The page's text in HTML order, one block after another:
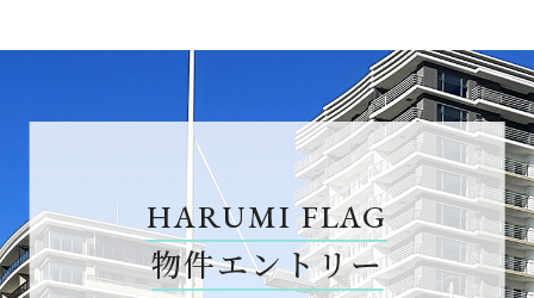
HARUMI FLAG
物件エントリー